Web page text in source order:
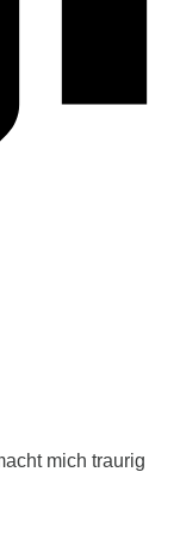
mich traurig